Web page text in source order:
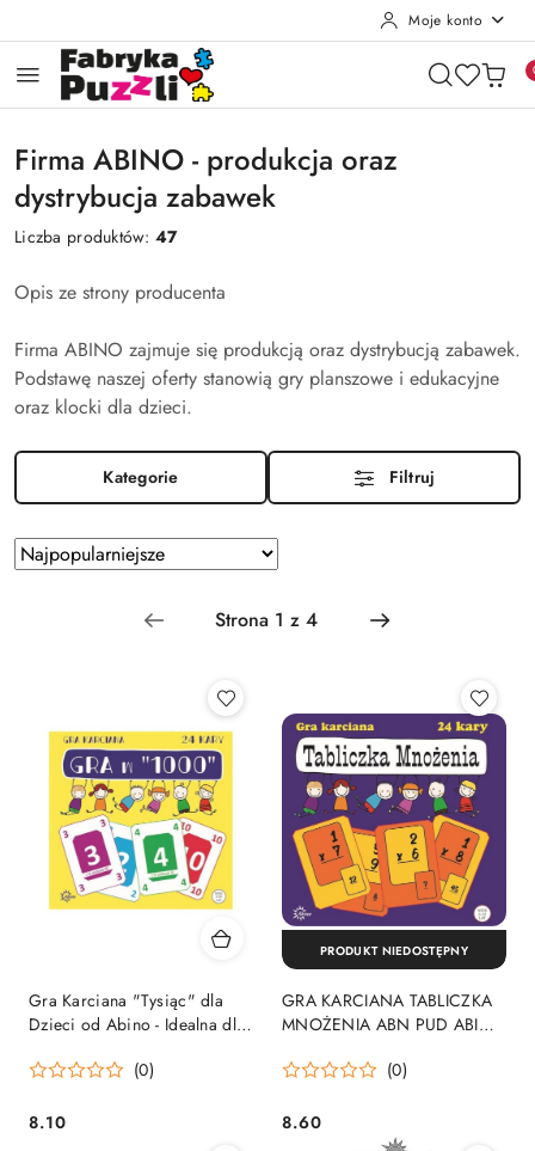
Moje konto
Firma ABINO - produkcja oraz
dystrybucja zabawek
Liczba produktów:47
Opis ze strony producenta
Firma ABINO zajmuje się produkcją oraz dystrybucją zabawek.
Podstawę naszej oferty stanowią gry planszowe i edukacyjne
oraz klocki dla dzieci.
Kategorie Filtruj
Zastosowano
sortowanie:
Najpopularniejsze.
Sortuj
według
Gra Karciana "Tysiąc" dla
Dzieci od Abino - Idealna dla
(0)
Cena:
8.10
GRA KARCIANA TABLICZKA
MNOŻENIA ABN PUD ABINO
(0)
Cena:
8.60
PRODUKT NIEDOSTĘPNY